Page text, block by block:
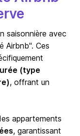
saisonnière avec
Airbnb". Ces
(type
, offrant un
appartements
, garantissant